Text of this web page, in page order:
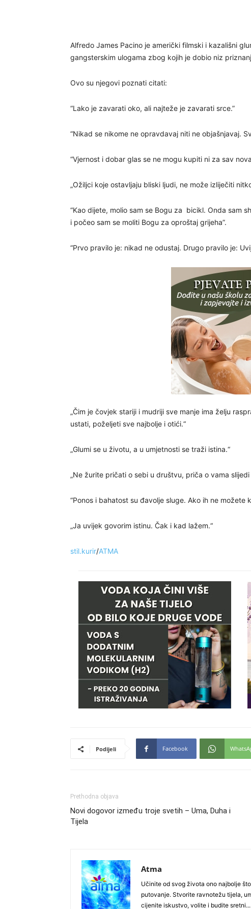
Alfredo James Pacino je američki filmski i kazališni
gangsterskim ulogama zbog kojih je dobio niz
Ovo su njegovi poznati citati:
“Lako je zavarati oko, ali najteže je zavarati srce.”
“Nikad se nikome ne opravdavaj niti ne objašnjavaj.
“Vjernost i dobar glas se ne mogu kupiti ni za sav
„Ožiljci koje ostavljaju bliski ljudi, ne može izliječiti
“Kao dijete, molio sam se Bogu za bicikl. Onda sam
i počeo sam se moliti Bogu za oproštaj grijeha”.
“Prvo pravilo je: nikad ne odustaj. Drugo pravilo je:
„Čim je čovjek stariji i mudriji sve manje ima želju
ustati, poželjeti sve najbolje i otići.“
„Glumi se u životu, a u umjetnosti se traži istina.“
„Ne žurite pričati o sebi u društvu, priča o vama
“Ponos i bahatost su đavolje sluge. Ako ih ne možete
„Ja uvijek govorim istinu. Čak i kad lažem.“
stil.kurir/ATMA
Podijeli Facebook
Prethodna objava
Novi dogovor između troje svetih – Uma, Duha i
Tijela
Atma
Učinite od svog života ono najbolje
putovanje. Stvorite ravnotežu tijela,
cijenite iskustvo, volite i budite sretni...